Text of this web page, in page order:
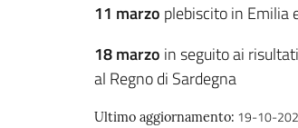
11 marzo plebiscito in Emilia
18 marzo in seguito ai
al Regno di Sardegna
Ultimo aggiornamento: 19-10-